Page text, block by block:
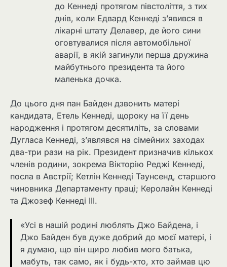
до Кеннеді протягом півстоліття, з тих
днів, коли Едвард Кеннеді з’явився в
лікарні штату Делавер, де його сини
оговтувалися після автомобільної
аварії, в якій загинули перша дружина
майбутнього президента та його
маленька дочка.
До цього дня пан Байден дзвонить матері
кандидата, Етель Кеннеді, щороку на її день
народження і протягом десятиліть, за словами
Дугласа Кеннеді, з’являвся на сімейних заходах
два-три рази на рік. Президент призначив кількох
членів родини, зокрема Вікторію Реджі Кеннеді,
посла в Австрії; Кетлін Кеннеді Таунсенд, старшого
чиновника Департаменту праці; Керолайн Кеннеді
та Джозеф Кеннеді III.
«Усі в нашій родині люблять Джо Байдена, і
Джо Байден був дуже добрий до моєї матері, і
я думаю, що він щиро любив мого батька,
мабуть, так само, як і будь-хто, хто займав цю